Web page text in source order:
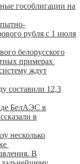
гособлигации на
рубля с 1 июля
белорусского
примерах
ждут
составили 12,3
БелАЭС в
в
несколько
В